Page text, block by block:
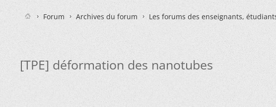
Forum Archives du forum Les forums des enseignants,
[TPE] déformation des nanotubes